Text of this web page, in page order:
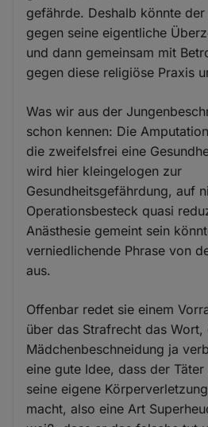
gefährde. Deshalb könnte
gegen seine eigentliche
und dann gemeinsam mit
gegen diese religiöse Praxis
Was wir aus der
schon kennen: Die
die zweifelsfrei eine
wird hier kleingelogen zur
Gesundheitsgefährdung, auf
Operationsbesteck quasi
Anästhesie gemeint sein
verniedlichende Phrase von
aus.
Offenbar redet sie einem
über das Strafrecht das
Mädchenbeschneidung ja
eine gute Idee, dass der
seine eigene
macht, also eine Art